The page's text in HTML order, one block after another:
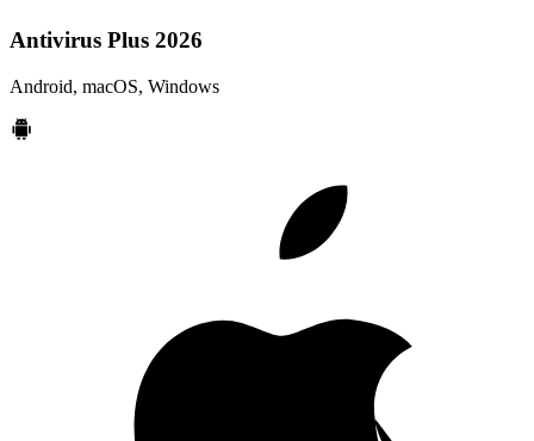
Antivirus Plus 2026
Android, macOS, Windows